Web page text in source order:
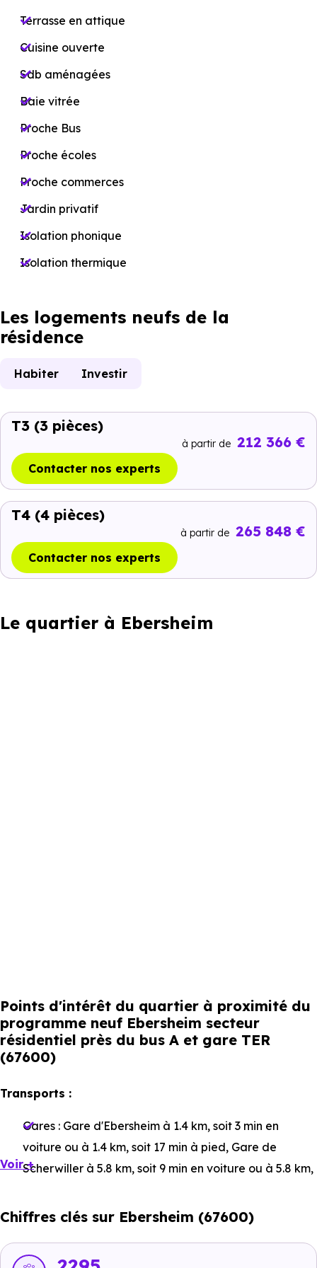
Terrasse en attique
Cuisine ouverte
Sdb aménagées
Baie vitrée
Proche Bus
Proche écoles
Proche commerces
Jardin privatif
Isolation phonique
Isolation thermique
Les logements neufs de la
résidence
Habiter Investir
T3 (3 pièces)
à partir de 212 366 €
Contacter nos experts
T4 (4 pièces)
à partir de 265 848 €
Contacter nos experts
Le quartier à Ebersheim
Points d'intérêt du quartier à proximité du
programme neuf Ebersheim secteur
résidentiel près du bus A et gare TER
(67600)
Transports :
Gares : Gare d'Ebersheim à 1.4 km, soit 3 min en
voiture ou à 1.4 km, soit 17 min à pied, Gare de
Scherwiller à 5.8 km, soit 9 min en voiture ou à 5.8 km,
km, soit 10 min en voiture ou à 6.5 km, soit 1h 18 min à
Bus :
Ligne TIS A : Chapelle Notre Dame
Voir +
Chiffres clés sur Ebersheim (67600)